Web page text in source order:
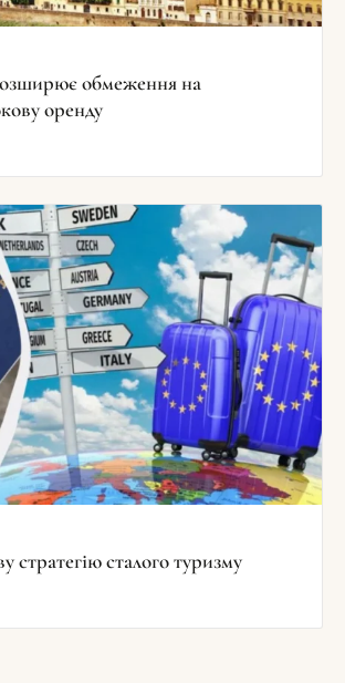
обмеження на
оренду
стратегію сталого туризму